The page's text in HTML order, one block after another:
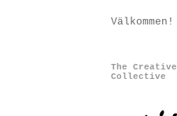
Välkommen!
The Creative
Collective